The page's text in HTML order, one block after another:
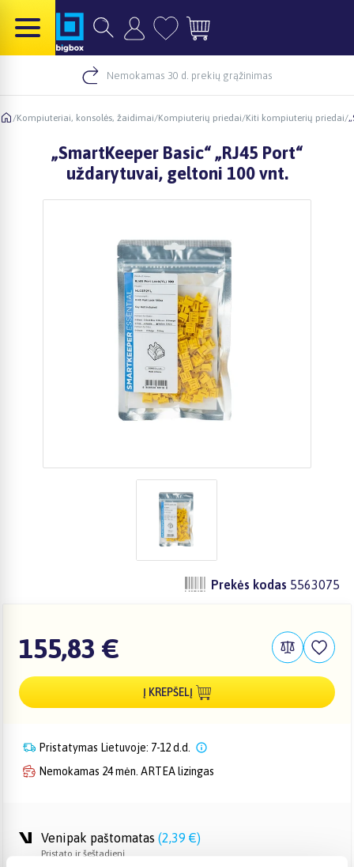
Nemokamas 30 d. prekių grąžinimas
/Kompiuteriai, konsolės, žaidimai/Kompiuterių priedai/Kiti kompiuterių priedai/
„SmartKeeper Basic“ „RJ45 Port“
uždarytuvai, geltoni 100 vnt.
Prekės kodas 5563075
155,83 €
Į KREPŠELĮ
Pristatymas Lietuvoje: 7-12 d.d.
Nemokamas 24 mėn. ARTEA lizingas
Venipak paštomatas (2,39 €)
Pristato ir šeštadienį